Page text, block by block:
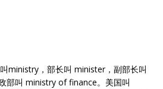
ministry，部长叫 minister，副部长叫
部叫 ministry of finance。美国叫